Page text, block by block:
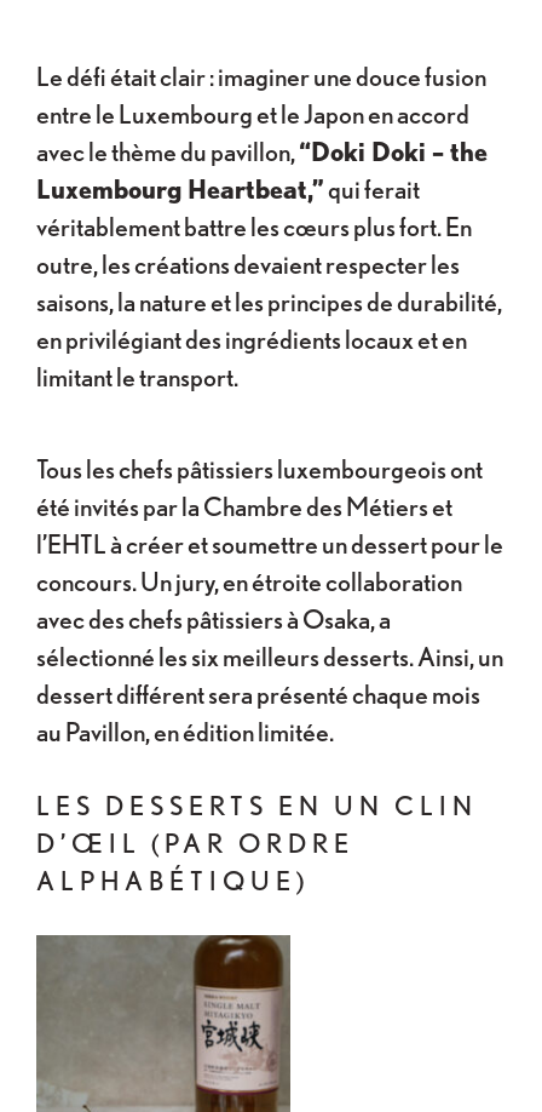
Le défi était clair : imaginer une douce fusion
entre le Luxembourg et le Japon en accord
avec le thème du pavillon,“Doki Doki – the
Luxembourg Heartbeat,”qui ferait
véritablement battre les cœurs plus fort. En
outre, les créations devaient respecter les
saisons, la nature et les principes de durabilité,
en privilégiant des ingrédients locaux et en
limitant le transport.
Tous les chefs pâtissiers luxembourgeois ont
été invités par la Chambre des Métiers et
l’EHTL à créer et soumettre un dessert pour le
concours. Un jury, en étroite collaboration
avec des chefs pâtissiers à Osaka, a
sélectionné les six meilleurs desserts. Ainsi, un
dessert différent sera présenté chaque mois
au Pavillon, en édition limitée.
LES DESSERTS EN UN CLIN
D’ŒIL (PAR ORDRE
ALPHABÉTIQUE)